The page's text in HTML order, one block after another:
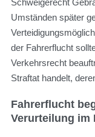
Umständen später
der Fahrerflucht
Verkehrsrecht
Straftat handelt,
Fahrerflucht
Verurteilung im